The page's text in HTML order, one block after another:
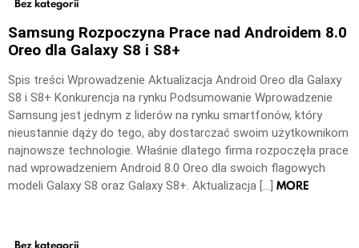
Bez kategorii
Samsung Rozpoczyna Prace nad Androidem 8.0
Oreo dla Galaxy S8 i S8+
Spis treści Wprowadzenie Aktualizacja Android Oreo dla Galaxy
S8 i S8+ Konkurencja na rynku Podsumowanie Wprowadzenie
Samsung jest jednym z liderów na rynku smartfonów, który
nieustannie dąży do tego, aby dostarczać swoim użytkownikom
najnowsze technologie. Właśnie dlatego firma rozpoczęła prace
nad wprowadzeniem Android 8.0 Oreo dla swoich flagowych
modeli Galaxy S8 oraz Galaxy S8+. Aktualizacja […] MORE
Bez kategorii